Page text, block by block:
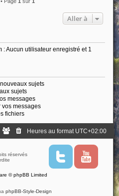
Aller à
: Aucun utilisateur enregistré et 1
sujets
sujets
messages
vos messages
fichiers
Heures au format UTC+02:00
réservés
T
i
Y
u
© phpBB Limited
phpBB-Style-Design